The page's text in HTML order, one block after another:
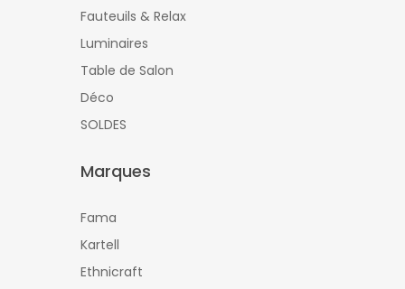
Fauteuils & Relax
Luminaires
Table de Salon
Déco
SOLDES
Marques
Fama
Kartell
Ethnicraft